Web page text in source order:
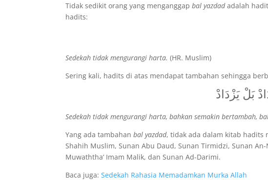
Tidak sedikit orang yang menganggapbal yazdadadalah
hadits:
Sedekah tidak mengurangi harta. (HR. Muslim)
Sering kali, hadits di atas mendapat tambahan sehingga
بَلْ يَزْدَادْ
Sedekah tidak mengurangi harta, bahkan semakin bertambah,
Yang ada tambahanbal yazdad, tidak ada dalam kitab
Shahih Muslim, Sunan Abu Daud, Sunan Tirmidzi, Sunan
Muwaththa’ Imam Malik, dan Sunan Ad-Darimi.
Baca juga:Sedekah Rahasia Memadamkan Murka Allah